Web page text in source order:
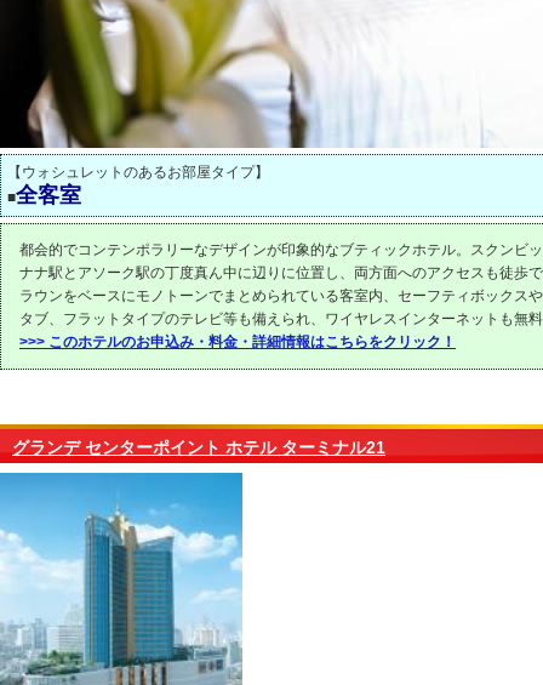
【ウォシュレットのあるお部屋タイプ】
■全客室
都会的でコンテンポラリーなデザインが印象的なブティックホテル。スクンビ
ナナ駅とアソーク駅の丁度真ん中に辺りに位置し、両方面へのアクセスも徒歩
ラウンをベースにモノトーンでまとめられている客室内、セーフティボックス
タブ、フラットタイプのテレビ等も備えられ、ワイヤレスインターネットも無
>>> このホテルのお申込み・料金・詳細情報はこちらをクリック！
グランデ センターポイント ホテル ターミナル21